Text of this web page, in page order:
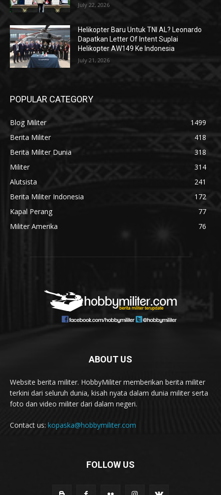
July 22, 2026
Helikopter Baru Untuk TNI AL? Leonardo
Dapatkan Letter Of Intent Suplai
Helikopter AW149 Ke Indonesia
July 21, 2026
POPULAR CATEGORY
Blog Militer
1499
Berita Militer
418
Berita Militer Dunia
318
Militer
314
Alutsista
241
Berita Militer Indonesia
172
Kapal Perang
77
Militer Amerika
76
ABOUT US
Website berita militer. HobbyMiliter memberikan berita militer
terkini dari seluruh dunia, kisah nyata dalam dunia militer serta
foto dan video militer dari dalam negeri.
Contact us: kopaska@hobbymiliter.com
FOLLOW US